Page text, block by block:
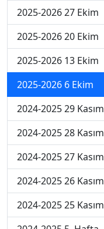
2025-2026 27 Ekim
2025-2026 20 Ekim
2025-2026 13 Ekim
2025-2026 6 Ekim
2024-2025 29 Kasım
2024-2025 28 Kasım
2024-2025 27 Kasım
2024-2025 26 Kasım
2024-2025 25 Kasım